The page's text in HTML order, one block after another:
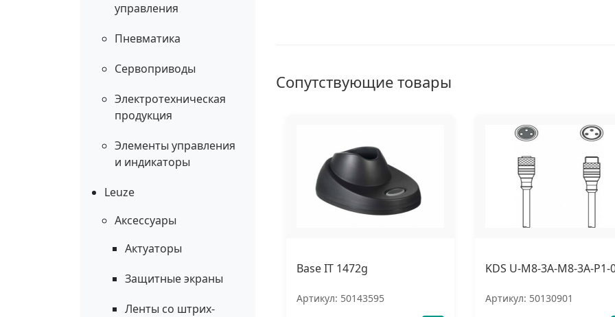
управления
Пневматика
Сервоприводы
Электротехническая
продукция
Элементы управления
и индикаторы
Leuze
Аксессуары
Актуаторы
Защитные экраны
Ленты со штрих-
Сопутствующие товары
Base IT 1472g
Артикул: 50143595
KDS U-M8-3A-M8-3A-P1-
Артикул: 50130901